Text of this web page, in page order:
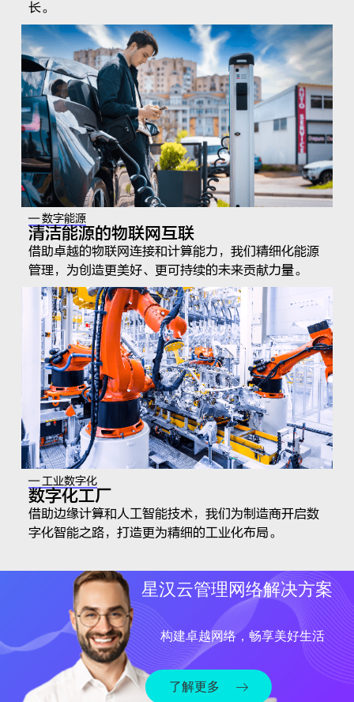
长。
— 数字能源
清洁能源的物联网互联
借助卓越的物联网连接和计算能力，我们精细化能源
管理，为创造更美好、更可持续的未来贡献力量。
— 工业数字化
数字化工厂
借助边缘计算和人工智能技术，我们为制造商开启数
字化智能之路，打造更为精细的工业化布局。
星汉云管理网络解决方案
构建卓越网络，畅享美好生活
了解更多